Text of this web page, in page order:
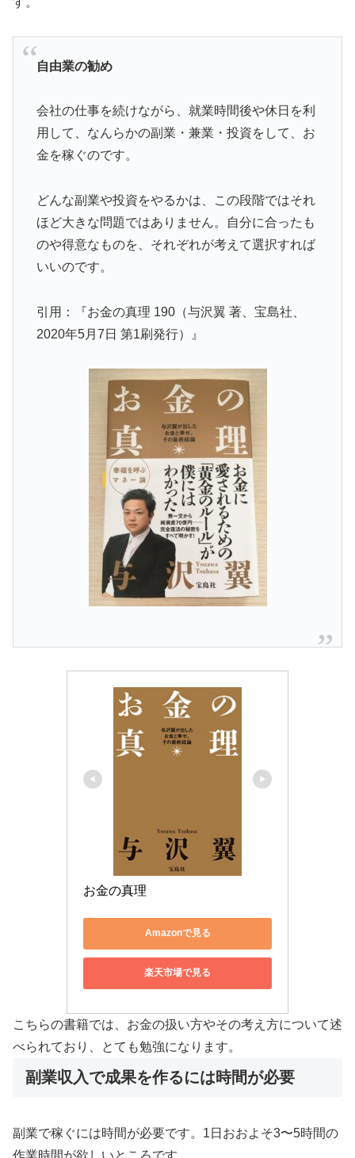
自由業の勧め
会社の仕事を続けながら、就業時間後や休日を利
用して、なんらかの副業・兼業・投資をして、お
金を稼ぐのです。
どんな副業や投資をやるかは、この段階ではそれ
ほど大きな問題ではありません。自分に合ったも
のや得意なものを、それぞれが考えて選択すれば
いいのです。
引用：『お金の真理 190（与沢翼 著、宝島社、
2020年5月7日 第1刷発行）』
お金の真理
Amazonで見る
楽天市場で見る
こちらの書籍では、お金の扱い方やその考え方について述
べられており、とても勉強になります。
副業収入で成果を作るには時間が必要
副業で稼ぐには時間が必要です。1日おおよそ3〜5時間の